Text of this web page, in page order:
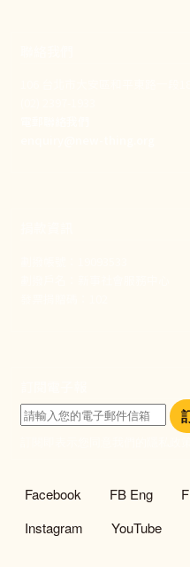
社群選單
Facebook FB Eng
Instagram
YouTube